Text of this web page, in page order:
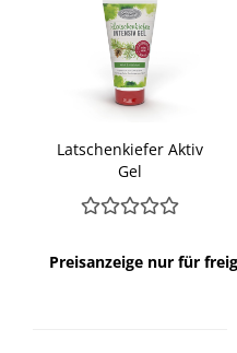
Latschenkiefer Aktiv
Gel
Preisanzeige nur für